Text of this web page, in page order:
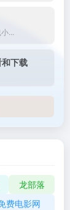
...
下载
龙部落
费电影网